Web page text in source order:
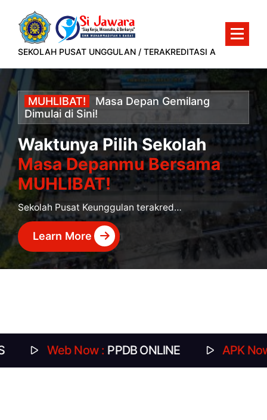
konten
SEKOLAH PUSAT UNGGULAN / TERAKREDITASI A
MUHLIBAT! Masa Depan Gemilang
Dimulai di Sini!
Waktunya Pilih Sekolah
Masa Depanmu Bersama
MUHLIBAT!
Sekolah Pusat Keunggulan terakreditasi A yang siap mencetak murid berprestasi dan siap kerja.
Learn More
Web Now : PPDB ONLINE APK Now :